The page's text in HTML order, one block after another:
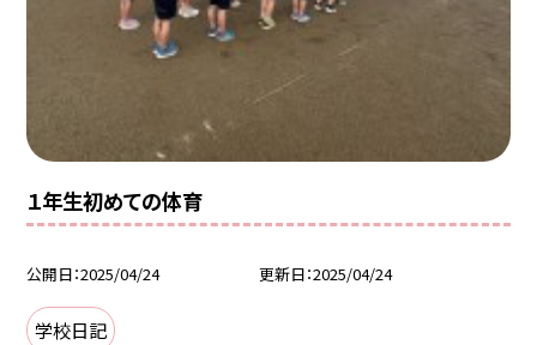
１年生初めての体育
公開日 2025/04/24 更新日 2025/04/24
学校日記